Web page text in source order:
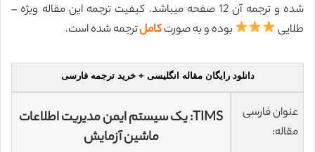
شده و ترجمه آن 12 صفحه میباشد. کیفیت ترجمه این مقاله ویژه –
طلایی
بوده و به صورتکاملترجمه شده است.
دانلود رایگان مقاله انگلیسی + خرید ترجمه فارسی
عنوان فارسی
مقاله:
TIMS: یک سیستم ایمن مدیریت اطلاعات
ماشین آزمایش